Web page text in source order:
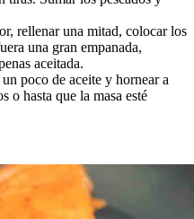
rellenar una mitad, colocar los
una gran empanada,
aceitada.
poco de aceite y hornear a
o hasta que la masa esté